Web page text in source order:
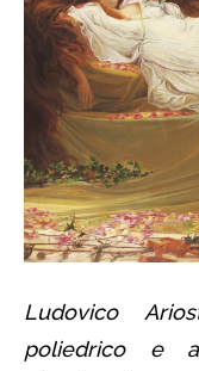
Ludovico
poliedrico e